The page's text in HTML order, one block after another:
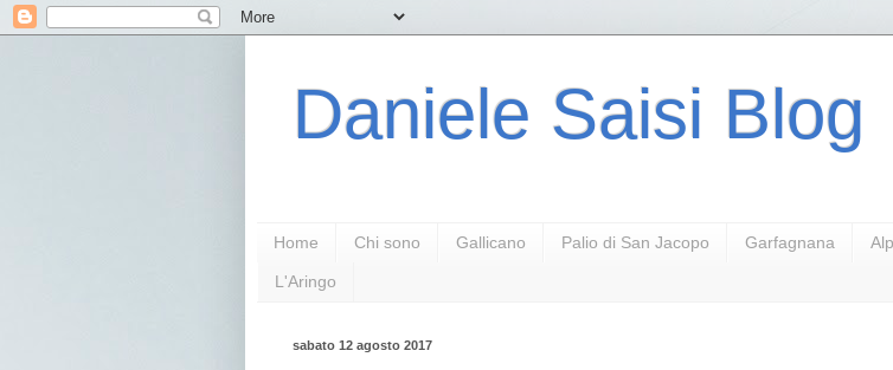
Daniele Saisi Blog
Home Chi sono Gallicano Palio di San Jacopo Garfagnana
L'Aringo
sabato 12 agosto 2017